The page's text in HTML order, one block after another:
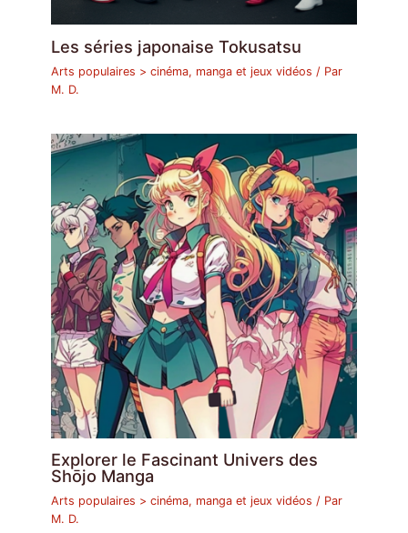
Les séries japonaise Tokusatsu
Arts populaires > cinéma, manga et jeux vidéos / Par
M. D.
Explorer le Fascinant Univers des
Shōjo Manga
Arts populaires > cinéma, manga et jeux vidéos / Par
M. D.